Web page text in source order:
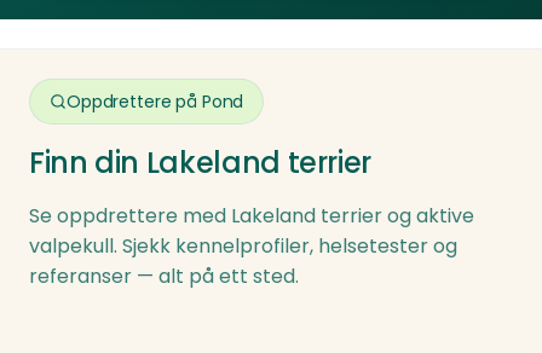
europeiske land. Import medfører ekstra
veterinærdokumentasjon.
Familiesituasjon:
Rasen er en fin familiehund for aktive familier.
Lakeland terrier er robust, leken og har en
Best egnet for familier med litt eldre barn.
Oppdrettere på Pond
Finn din Lakeland terrier
Se oppdrettere med Lakeland terrierog aktive
valpekull. Sjekk kennelprofiler, helsetester og
referanser — alt på ett sted.